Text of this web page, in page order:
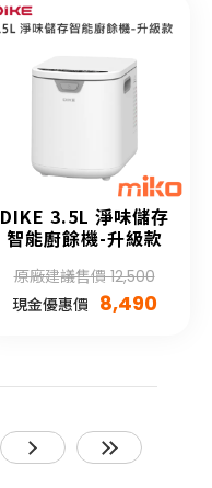
DIKE 3.5L 淨味儲存
智能廚餘機-升級款
原廠建議售價 12,500
現金優惠價 8,490